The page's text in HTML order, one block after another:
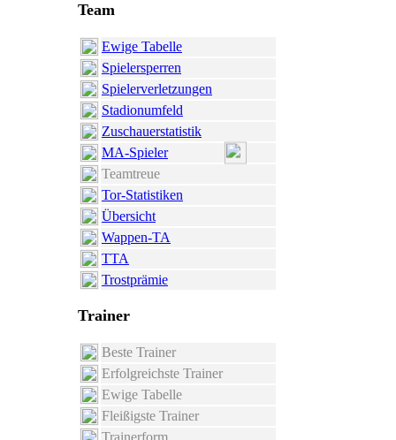
Team
Ewige Tabelle
Spielersperren
Spielerverletzungen
Stadionumfeld
Zuschauerstatistik
MA-Spieler
Teamtreue
Tor-Statistiken
Übersicht
Wappen-TA
TTA
Trostprämie
Trainer
Beste Trainer
Erfolgreichste Trainer
Ewige Tabelle
Fleißigste Trainer
Trainerform